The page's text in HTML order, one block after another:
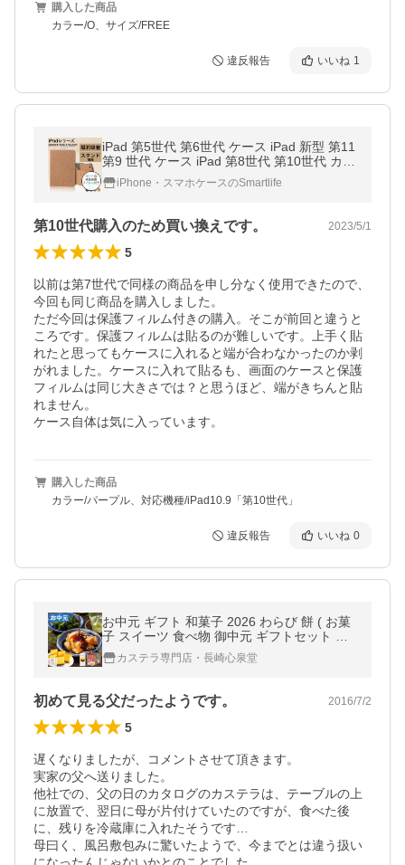
購入した商品
カラー/O、サイズ/FREE
違反報告 いいね 1
iPad 第5世代 第6世代 ケース iPad 新型 第11
第9 世代 ケース iPad 第8世代 第10世代 カバ
ー 手帳型 オートスリープ マグネット式 スタ
ンド レザー フィルム付
iPhone・スマホケースのSmartlife
第10世代購入のため買い換えです。 2023/5/1
5
以前は第7世代で同様の商品を申し分なく使用できたので、
今回も同じ商品を購入しました。
ただ今回は保護フィルム付きの購入。そこが前回と違うと
ころです。保護フィルムは貼るのが難しいです。上手く貼
れたと思ってもケースに入れると端が合わなかったのか剥
がれました。ケースに入れて貼るも、画面のケースと保護
フィルムは同じ大きさでは？と思うほど、端がきちんと貼
れません。
ケース自体は気に入っています。
購入した商品
カラー/パープル、対応機種/iPad10.9「第10世代」
違反報告 いいね 0
お中元 ギフト 和菓子 2026 わらび 餅 ( お菓
子 スイーツ 食べ物 御中元 ギフトセット 高
級 施設 おしゃれ 菓子 挨拶 爆買 ) カステラ
0.3号 SGIG
カステラ専門店・長崎心泉堂
初めて見る父だったようです。 2016/7/2
5
遅くなりましたが、コメントさせて頂きます。
実家の父へ送りました。
他社での、父の日のカタログのカステラは、テーブルの上
に放置で、翌日に母が片付けていたのですが、食べた後
に、残りを冷蔵庫に入れたそうです…
母曰く、風呂敷包みに驚いたようで、今までとは違う扱い